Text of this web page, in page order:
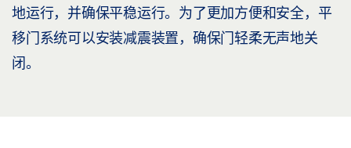
地运行，并确保平稳运行。为了更加方便和安全，平
移门系统可以安装减震装置，确保门轻柔无声地关
闭。